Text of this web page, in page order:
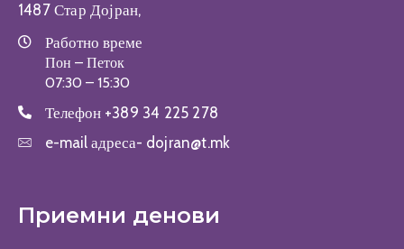
1487 Стар Дојран,
Работно време
Пон – Петок
07:30 – 15:30
Телефон +389 34 225 278
e-mail адреса- dojran@t.mk
Приемни денови